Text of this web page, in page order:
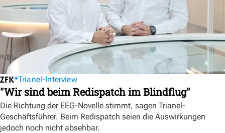
Trianel-Interview
"Wir sind beim Redispatch im Blindflug"
Die Richtung der EEG-Novelle stimmt, sagen Trianel-
Geschäftsführer. Beim Redispatch seien die Auswirkungen
jedoch noch nicht absehbar.